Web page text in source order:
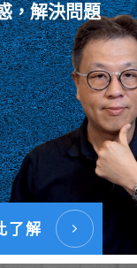
，解決問題
了解